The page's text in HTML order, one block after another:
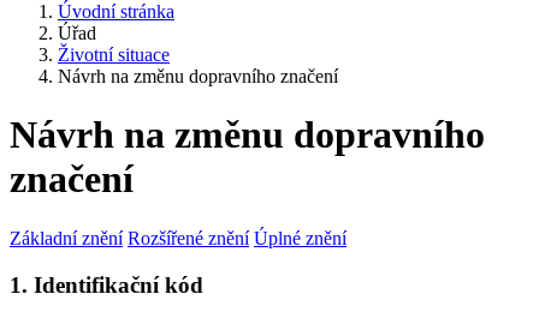
Úvodní stránka
Úřad
Životní situace
Návrh na změnu dopravního značení
Návrh na změnu dopravního
značení
Základní znění Rozšířené znění Úplné znění
1. Identifikační kód